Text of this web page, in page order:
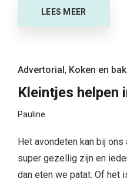
LEES MEER
Advertorial, Koken en
Kleintjes helpen
Pauline
Het avondeten kan bij ons
super gezellig zijn en
dan eten we patat. Of het